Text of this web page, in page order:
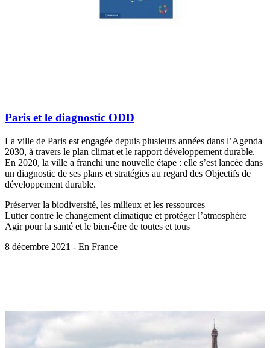
Paris et le diagnostic ODD
La ville de Paris est engagée depuis plusieurs années dans l’Agenda
2030, à travers le plan climat et le rapport développement durable.
En 2020, la ville a franchi une nouvelle étape : elle s’est lancée dans
un diagnostic de ses plans et stratégies au regard des Objectifs de
développement durable.
Préserver la biodiversité, les milieux et les ressources
Lutter contre le changement climatique et protéger l’atmosphère
Agir pour la santé et le bien-être de toutes et tous
8 décembre 2021 - En France